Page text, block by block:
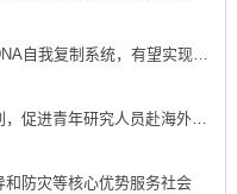
自我复制系统，有望实现携
促进青年研究人员赴海外开
防灾等核心优势服务社会